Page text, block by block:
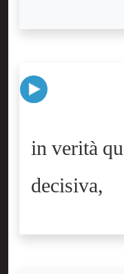
in verità
decisiva,